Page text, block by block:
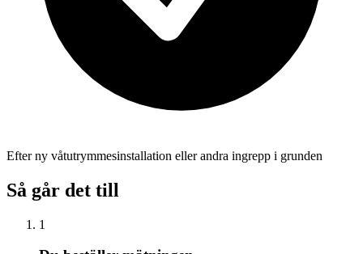
Efter ny våtutrymmesinstallation eller andra ingrepp i grunden
Så går det till
1